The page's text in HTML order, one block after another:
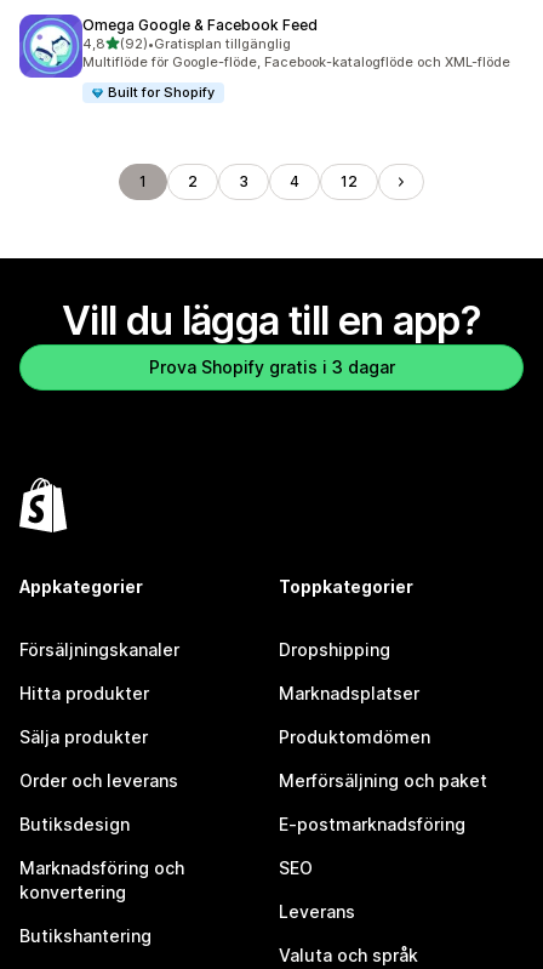
Omega Google & Facebook Feed
4,8av 5 stjärnor
(92)
92 recensioner totalt
•Gratisplan tillgänglig
Multiflöde för Google-flöde, Facebook-katalogflöde och XML-flöde
Built for Shopify
1 2 3 4 12
Vill du lägga till en app?
Prova Shopify gratis i 3 dagar
Appkategorier
Försäljningskanaler
Hitta produkter
Sälja produkter
Order och leverans
Butiksdesign
Marknadsföring och
konvertering
Butikshantering
Toppkategorier
Dropshipping
Marknadsplatser
Produktomdömen
Merförsäljning och paket
E-postmarknadsföring
SEO
Leverans
Valuta och språk